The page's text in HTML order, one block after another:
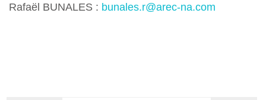
Rafaël BUNALES : bunales.r@arec-na.com